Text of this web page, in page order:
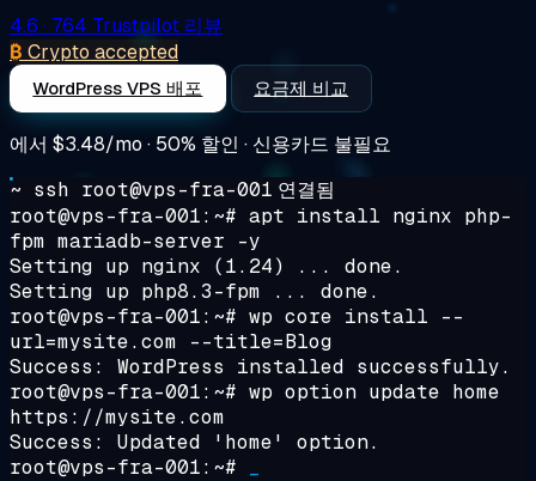
4.6 · 764 Trustpilot 리뷰
₿ Crypto accepted
WordPress VPS 배포 요금제 비교
에서 $3.48/mo · 50% 할인 · 신용카드 불필요
~ ssh root@vps-fra-001 연결됨
root@vps-fra-001:~# apt install nginx php-
fpm mariadb-server -y
Setting up nginx (1.24) ... done.
Setting up php8.3-fpm ... done.
root@vps-fra-001:~# wp core install --
url=mysite.com --title=Blog
Success: WordPress installed successfully.
root@vps-fra-001:~# wp option update home
https://mysite.com
Success: Updated 'home' option.
root@vps-fra-001:~#